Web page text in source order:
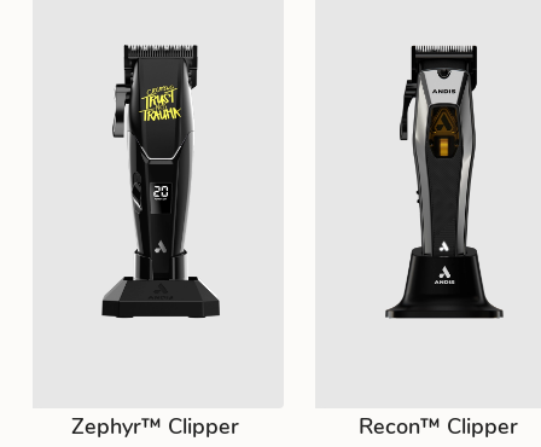
Zephyr™ Clipper
Recon™ Clipper